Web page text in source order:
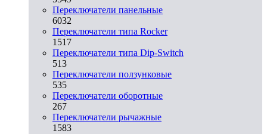
Переключатели панельные
6032
Переключатели типа Rocker
1517
Переключатели типа Dip-Switch
513
Переключатели ползунковые
535
Переключатели оборотные
267
Переключатели рычажные
1583